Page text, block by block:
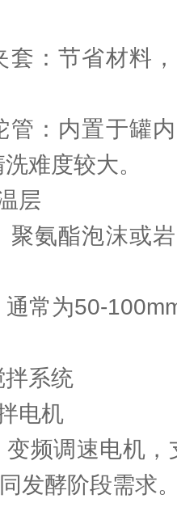
：节省材料，
：内置于罐内
难度较大。
层
氨酯泡沫或岩
为50-
系统
电机
调速电机，
发酵阶段需求